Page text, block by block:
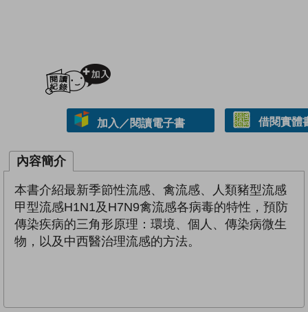
加入／閱讀電子書 借閱實體
內容簡介
本書介紹最新季節性流感、禽流感、人類豬型流感
甲型流感H1N1及H7N9禽流感各病毒的特性，預防
傳染疾病的三角形原理：環境、個人、傳染病微生
物，以及中西醫治理流感的方法。